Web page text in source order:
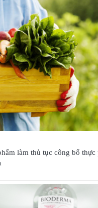
làm thủ tục công bố thực